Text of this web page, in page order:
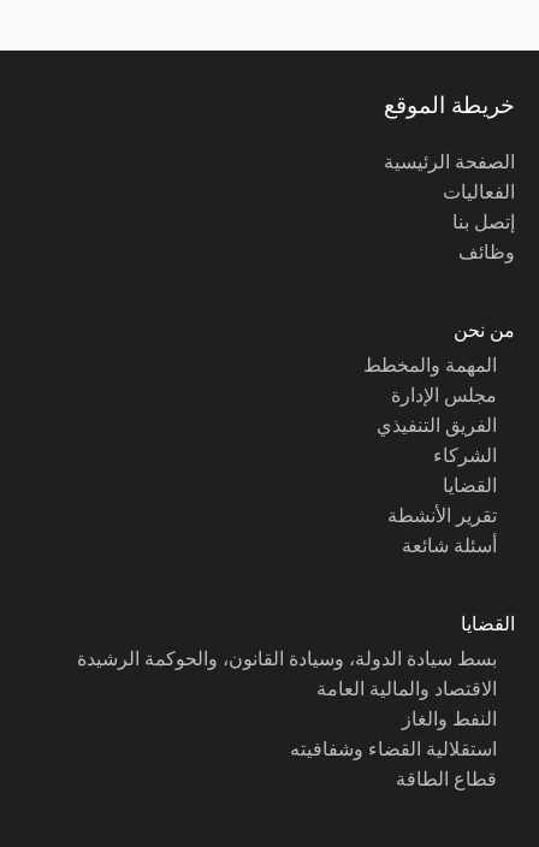
خريطة الموقع
الصفحة الرئيسية
الفعاليات
إتصل بنا
وظائف
من نحن
المهمة والمخطط
مجلس الإدارة
الفريق التنفيذي
الشركاء
القضايا
تقرير الأنشطة
أسئلة شائعة
القضايا
بسط سيادة الدولة، وسيادة القانون، والحوكمة الرشيدة
الاقتصاد والمالية العامة
النفط والغاز
استقلالية القضاء وشفافيته
قطاع الطاقة